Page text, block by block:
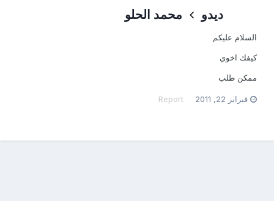
ديدو محمد الحلو
السلام عليكم
كيفك اخوي
ممكن طلب
فبراير 22, 2011 Report